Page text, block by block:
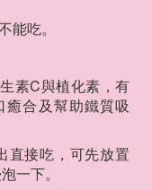
能吃。
素C與植化素，有
合及幫助鐵質吸
直接吃，可先放置
一下。